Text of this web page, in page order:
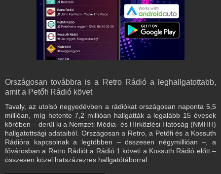
Országosan továbbra is a Retro Rádió a leghallgatottabb,
amit a Petőfi Rádió követ
Tavaly, az utolsó negyedévben a rádiókat országosan naponta 5,5
millióan, míg hetente 7,2 millióan hallgatták a legalább 15 évesek
körében – derül ki a Nemzeti Média- és Hírközlési Hatóság (NMHH)
hallgatottsági adataiból. Országosan a Retro, a Petőfi és a Kossuth
Rádióra kapcsolnak a legtöbben – összesen négymillióan –, a
fővárosban a Retro Rádiót a Rádió 1 követi a Kossuth Rádió előtt –
összesen közel hatszázezres hallgatótáborral.